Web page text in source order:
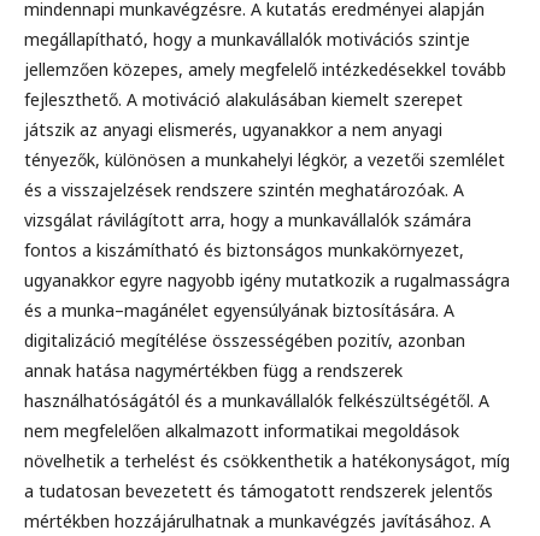
mindennapi munkavégzésre. A kutatás eredményei alapján
megállapítható, hogy a munkavállalók motivációs szintje
jellemzően közepes, amely megfelelő intézkedésekkel tovább
fejleszthető. A motiváció alakulásában kiemelt szerepet
játszik az anyagi elismerés, ugyanakkor a nem anyagi
tényezők, különösen a munkahelyi légkör, a vezetői szemlélet
és a visszajelzések rendszere szintén meghatározóak. A
vizsgálat rávilágított arra, hogy a munkavállalók számára
fontos a kiszámítható és biztonságos munkakörnyezet,
ugyanakkor egyre nagyobb igény mutatkozik a rugalmasságra
és a munka–magánélet egyensúlyának biztosítására. A
digitalizáció megítélése összességében pozitív, azonban
annak hatása nagymértékben függ a rendszerek
használhatóságától és a munkavállalók felkészültségétől. A
nem megfelelően alkalmazott informatikai megoldások
növelhetik a terhelést és csökkenthetik a hatékonyságot, míg
a tudatosan bevezetett és támogatott rendszerek jelentős
mértékben hozzájárulhatnak a munkavégzés javításához. A